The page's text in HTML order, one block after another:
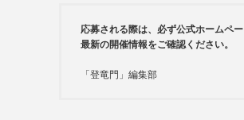
応募される際は、必ず公式ホームペ
最新の開催情報をご確認ください。
「登竜門」編集部